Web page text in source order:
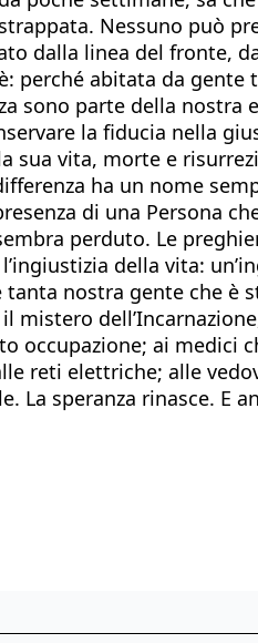
Nessuno può
dalla linea del
perché abitata da
sono parte della nostra
la fiducia nella
sua vita, morte e
ha un nome
di una Persona
perduto. Le
della vita:
nostra gente che è
mistero
occupazione; ai
reti elettriche; alle
speranza rinasce. E